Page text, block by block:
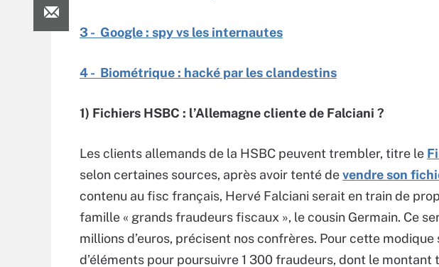
3 - Google : spy vs les internautes
4 - Biométrique : hacké par les clandestins
1) Fichiers HSBC : l’Allemagne cliente de Falciani ?
Les clients allemands de la HSBC peuvent trembler, titre le
selon certaines sources, après avoir tenté devendre son
contenu au fisc français, Hervé Falciani serait en train de
famille « grands fraudeurs fiscaux », le cousin Germain. Ce
millions d’euros, précisent nos confrères. Pour cette
d’éléments pour poursuivre 1 300 fraudeurs, dont le